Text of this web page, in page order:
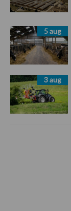
5 aug
3 aug